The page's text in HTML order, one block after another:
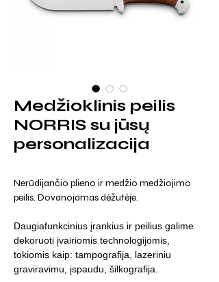
Medžioklinis peilis
NORRIS su jūsų
personalizacija
Nerūdijančio plieno ir medžio medžiojimo
peilis. Dovanojamas dėžutėje.
Daugiafunkcinius įrankius ir peilius galime
dekoruoti įvairiomis technologijomis,
tokiomis kaip: tampografija, lazeriniu
graviravimu, įspaudu, šilkografija.